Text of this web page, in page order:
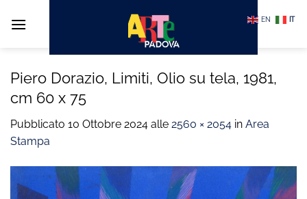
Piero Dorazio, Limiti, Olio su tela, 1981,
cm 60 x 75
Pubblicato 10 Ottobre 2024 alle 2560 × 2054 in Area
Stampa
EN IT